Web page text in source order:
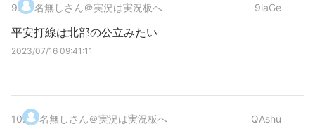
9. 名無しさん＠実況は実況板へ 9laGe
平安打線は北部の公立みたい
2023/07/16 09:41:11
10. 名無しさん＠実況は実況板へ QAshu